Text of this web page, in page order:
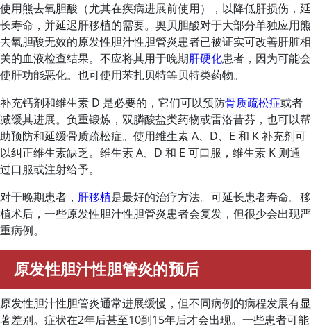
使用熊去氧胆酸（尤其在疾病进展前使用），以降低肝损伤，延
长寿命，并延迟肝移植的需要。奥贝胆酸对于大部分单独应用熊
去氧胆酸无效的原发性胆汁性胆管炎患者已被证实可改善肝脏相
关的血液检查结果。不应将其用于晚期肝硬化患者，因为可能会
使肝功能恶化。也可使用苯扎贝特等贝特类药物。
补充钙剂和维生素 D 是必要的，它们可以预防骨质疏松症或者
减缓其进展。负重锻炼，双膦酸盐类药物或雷洛昔芬，也可以帮
助预防和延缓骨质疏松症。使用维生素 A、D、E 和 K 补充剂可
以纠正维生素缺乏。维生素 A、D 和 E 可口服，维生素 K 则通
过口服或注射给予。
对于晚期患者， 肝移植是最好的治疗方法。可延长患者寿命。移
植术后，一些原发性胆汁性胆管炎患者会复发，但很少会出现严
重病例。
原发性胆汁性胆管炎的预后
原发性胆汁性胆管炎通常进展缓慢，但不同病例的病程发展有显
著差别。症状在2年后甚至10到15年后才会出现。一些患者可能